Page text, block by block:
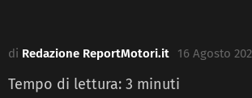
di Redazione ReportMotori.it 16 Agosto
Tempo di lettura: 3 minuti